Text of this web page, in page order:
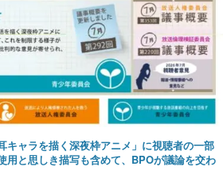
キャラを描く深夜枠アニメ」に視聴者の一部
用と思しき描写も含めて、BPOが議論を交わ